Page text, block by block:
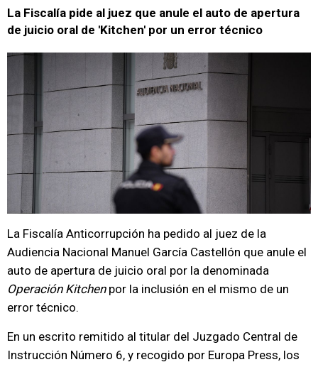
La Fiscalía pide al juez que anule el auto de apertura
de juicio oral de 'Kitchen' por un error técnico
La Fiscalía Anticorrupción ha pedido al juez de la
Audiencia Nacional Manuel García Castellón que anule el
auto de apertura de juicio oral por la denominada
Operación Kitchenpor la inclusión en el mismo de un
error técnico.
En un escrito remitido al titular del Juzgado Central de
Instrucción Número 6, y recogido por Europa Press, los